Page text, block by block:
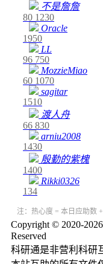
不是詹詹
80 1230
Oracle
1950
LL
96 750
MozzieMiao
60 1070
sagitar
1510
渡人舟
66 830
arniu2008
1430
殷勤的紫槐
1400
Rikki0326
134
注：热心度 = 本日应助数
Copyright © 2020-
Reserved
科研通是非营利科研